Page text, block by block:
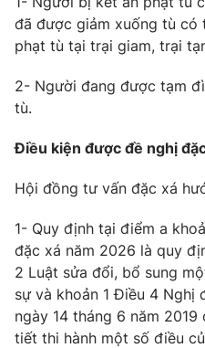
Tư vấn
Chuyên mục khác
Photo
VTV Money
VTV Sức khoẻ
Thị trường 24h
đã được giảm xuống tù có
phạt tù tại trại giam, trại
2- Người đang được tạm
tù.
Điều kiện được đề nghị
Hội đồng tư vấn đặc xá
1- Quy định tại điểm a
đặc xá năm 2026 là quy
2 Luật sửa đổi, bổ sung
sự và khoản 1 Điều 4 Nghị
ngày 14 tháng 6 năm
tiết thi hành một số điều